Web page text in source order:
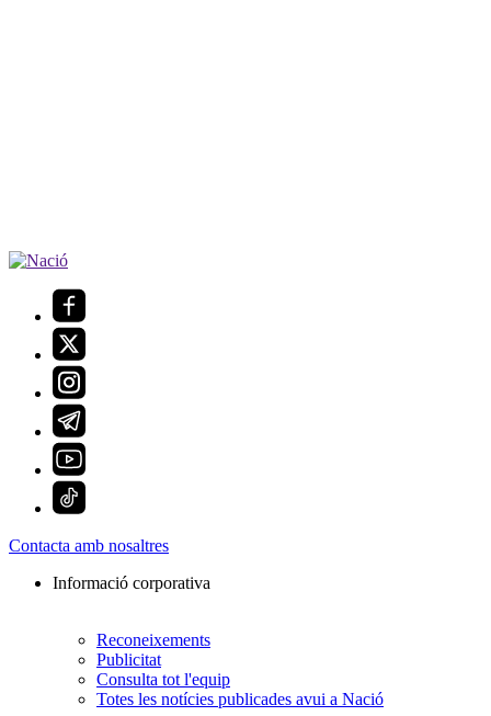
Contacta amb nosaltres
Informació corporativa
Reconeixements
Publicitat
Consulta tot l'equip
Totes les notícies publicades avui a Nació